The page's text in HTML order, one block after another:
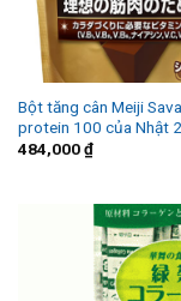
Bột tăng cân Meiji
protein 100 của Nhật
484,000₫